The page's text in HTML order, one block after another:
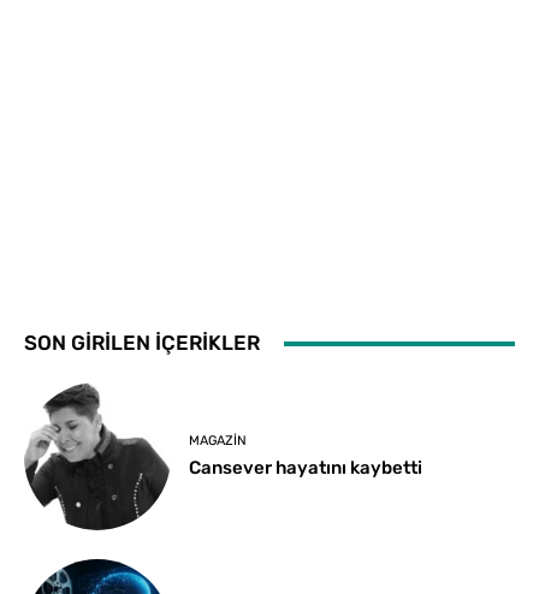
SON GİRİLEN İÇERİKLER
MAGAZIN
Cansever hayatını kaybetti